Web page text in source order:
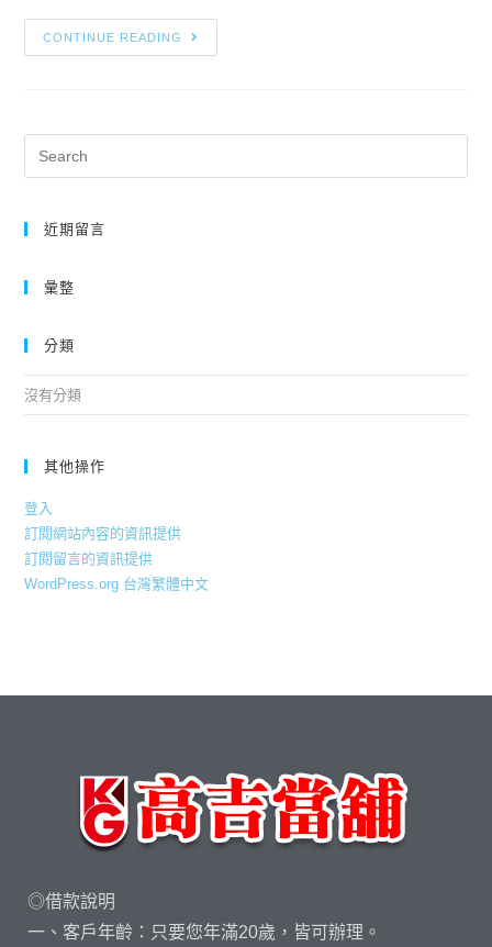
CONTINUE READING
近期留言
彙整
分類
沒有分類
其他操作
登入
訂閱網站內容的資訊提供
訂閱留言的資訊提供
WordPress.org 台灣繁體中文
◎借款說明
一、客戶年齡：只要您年滿20歲，皆可辦理。